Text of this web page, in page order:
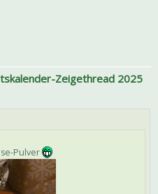
Zeigethread 2025
Pulver